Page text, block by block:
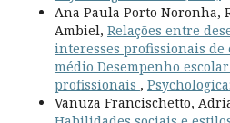
Ana Paula Porto Noronha,
Ambiel, Relações entre
interesses profissionais de
médio Desempenho
profissionais ,
Vanuza Francischetto,